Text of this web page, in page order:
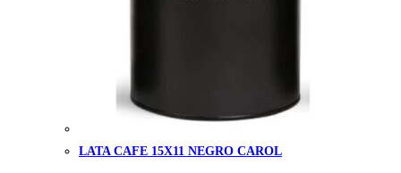
LATA CAFE 15X11 NEGRO CAROL